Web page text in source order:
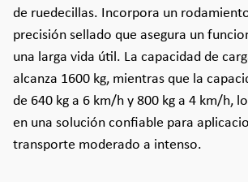
de ruedecillas. Incorpora un
precisión sellado que asegura un
una larga vida útil. La capacidad de
alcanza 1600 kg, mientras que la
de 640 kg a 6 km/h y 800 kg a 4 km/h,
en una solución confiable para
transporte moderado a intenso.